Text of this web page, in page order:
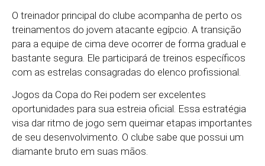
O treinador principal do clube acompanha de perto os
treinamentos do jovem atacante egípcio. A transição
para a equipe de cima deve ocorrer de forma gradual e
bastante segura. Ele participará de treinos específicos
com as estrelas consagradas do elenco profissional.
Jogos da Copa do Rei podem ser excelentes
oportunidades para sua estreia oficial. Essa estratégia
visa dar ritmo de jogo sem queimar etapas importantes
de seu desenvolvimento. O clube sabe que possui um
diamante bruto em suas mãos.